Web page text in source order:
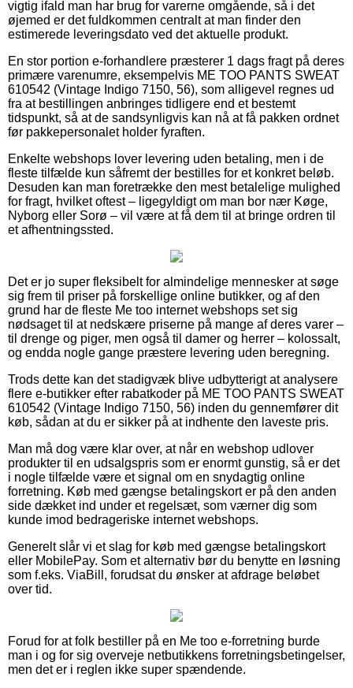
vigtig ifald man har brug for varerne omgående, så i det
øjemed er det fuldkommen centralt at man finder den
estimerede leveringsdato ved det aktuelle produkt.
En stor portion e-forhandlere præsterer 1 dags fragt på deres
primære varenumre, eksempelvis ME TOO PANTS SWEAT
610542 (Vintage Indigo 7150, 56), som alligevel regnes ud
fra at bestillingen anbringes tidligere end et bestemt
tidspunkt, så at de sandsynligvis kan nå at få pakken ordnet
før pakkepersonalet holder fyraften.
Enkelte webshops lover levering uden betaling, men i de
fleste tilfælde kun såfremt der bestilles for et konkret beløb.
Desuden kan man foretrække den mest betalelige mulighed
for fragt, hvilket oftest – ligegyldigt om man bor nær Køge,
Nyborg eller Sorø – vil være at få dem til at bringe ordren til
et afhentningssted.
Det er jo super fleksibelt for almindelige mennesker at søge
sig frem til priser på forskellige online butikker, og af den
grund har de fleste Me too internet webshops set sig
nødsaget til at nedskære priserne på mange af deres varer –
til drenge og piger, men også til damer og herrer – kolossalt,
og endda nogle gange præstere levering uden beregning.
Trods dette kan det stadigvæk blive udbytterigt at analysere
flere e-butikker efter rabatkoder på ME TOO PANTS SWEAT
610542 (Vintage Indigo 7150, 56) inden du gennemfører dit
køb, sådan at du er sikker på at indhente den laveste pris.
Man må dog være klar over, at når en webshop udlover
produkter til en udsalgspris som er enormt gunstig, så er det
i nogle tilfælde være et signal om en snydagtig online
forretning. Køb med gængse betalingskort er på den anden
side dækket ind under et regelsæt, som værner dig som
kunde imod bedrageriske internet webshops.
Generelt slår vi et slag for køb med gængse betalingskort
eller MobilePay. Som et alternativ bør du benytte en løsning
som f.eks. ViaBill, forudsat du ønsker at afdrage beløbet
over tid.
Forud for at folk bestiller på en Me too e-forretning burde
man i og for sig overveje netbutikkens forretningsbetingelser,
men det er i reglen ikke super spændende.